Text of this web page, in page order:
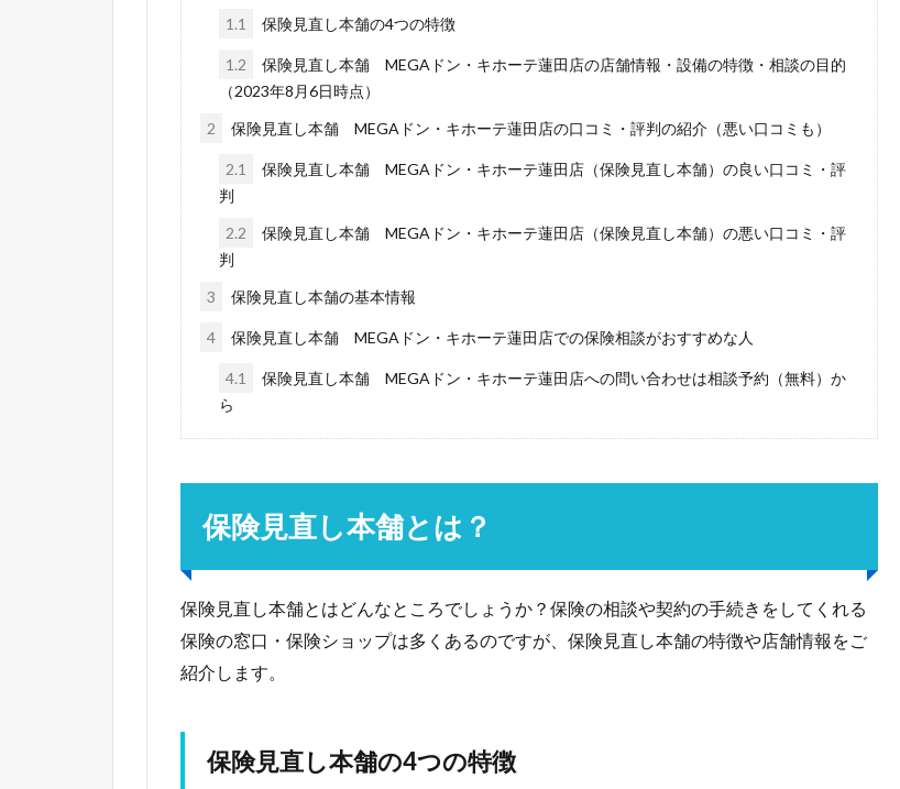
1.1 保険見直し本舗の4つの特徴
1.2
保険見直し本舗 MEGAドン・キホーテ蓮田店の店舗情報・設備の特徴・相談の目的
（2023年8月6日時点）
2
保険見直し本舗 MEGAドン・キホーテ蓮田店の口コミ・評判の紹介（悪い口コミも）
2.1
保険見直し本舗 MEGAドン・キホーテ蓮田店（保険見直し本舗）の良い口コミ・評
判
2.2
保険見直し本舗 MEGAドン・キホーテ蓮田店（保険見直し本舗）の悪い口コミ・評
判
3
保険見直し本舗の基本情報
4 保険見直し本舗 MEGAドン・キホーテ蓮田店での保険相談がおすすめな人
4.1
保険見直し本舗 MEGAドン・キホーテ蓮田店への問い合わせは相談予約（無料）か
ら
保険見直し本舗とは？
保険見直し本舗とはどんなところでしょうか？保険の相談や契約の手続きをしてくれる
保険の窓口・保険ショップは多くあるのですが、保険見直し本舗の特徴や店舗情報をご
紹介します。
保険見直し本舗の4つの特徴